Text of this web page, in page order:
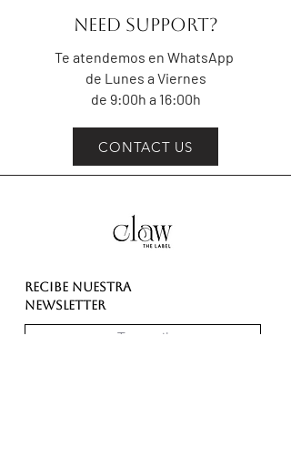
NEED Support?
Te atendemos en WhatsApp
de Lunes a Viernes
de 9:00h a 16:00h
CONTACT US
Recibe nuestra
Newsletter